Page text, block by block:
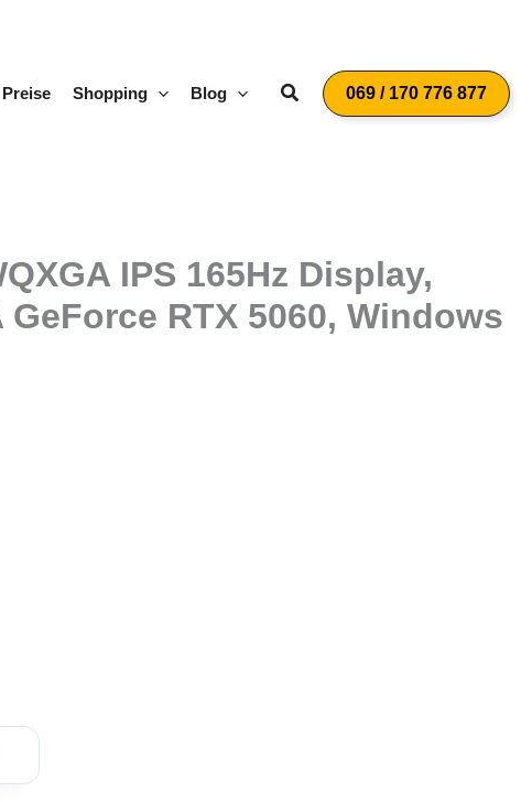
Preise Shopping Blog Suchen069 / 170 776 877
IPS 165Hz Display,
GeForce RTX 5060, Windows